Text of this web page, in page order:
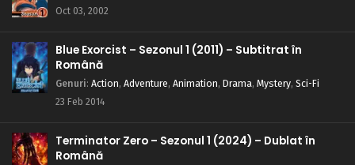
Oct 03, 2002
Blue Exorcist – Sezonul 1 (2011) – Subtitrat în
Română
Genuri: Action, Adventure, Animation, Drama, Mystery, Sci-Fi
23 Feb 2014
Terminator Zero – Sezonul 1 (2024) – Dublat în
Română